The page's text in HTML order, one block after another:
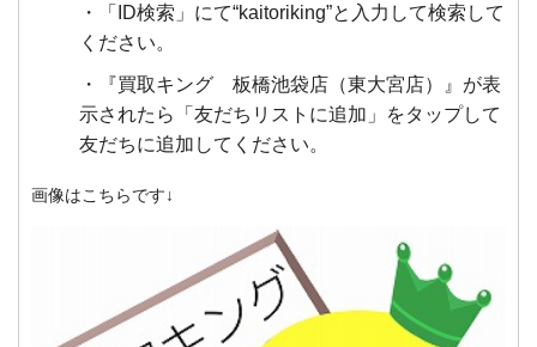
「ID検索」にて“kaitoriking”と入力して検索して
ください。
『買取キング 板橋池袋店（東大宮店）』が表
示されたら「友だちリストに追加」をタップして
友だちに追加してください。
画像はこちらです↓